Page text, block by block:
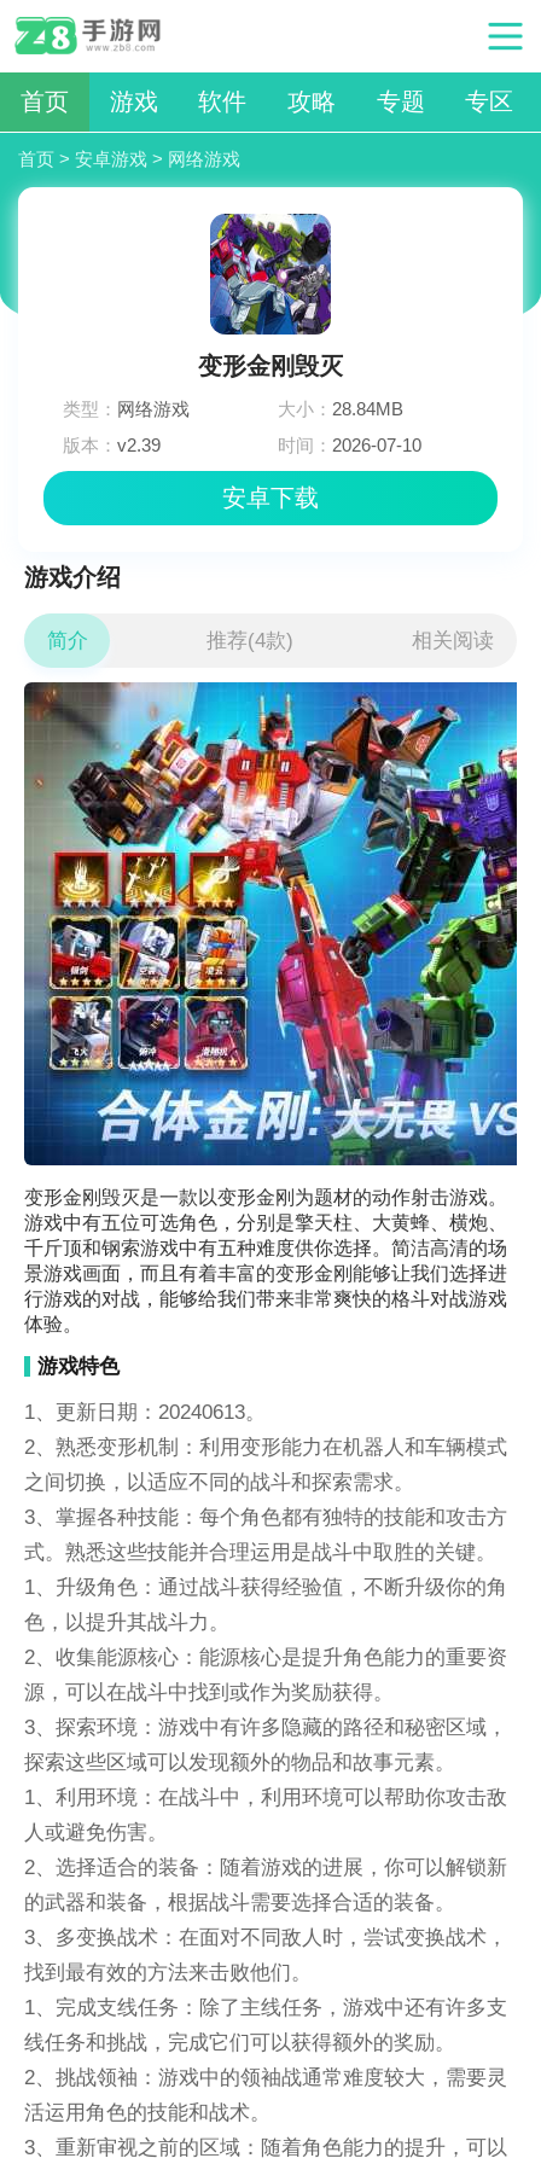
首页 游戏 软件 攻略 专题 专区
首页 > 安卓游戏 > 网络游戏
变形金刚毁灭
类型： 网络游戏 大小：28.84MB
版本：v2.39 时间： 2026-07-10
安卓下载
游戏介绍
简介 推荐(4款) 相关阅读
变形金刚毁灭是一款以变形金刚为题材的动作射击游戏。
游戏中有五位可选角色，分别是擎天柱、大黄蜂、横炮、
千斤顶和钢索游戏中有五种难度供你选择。简洁高清的场
景游戏画面，而且有着丰富的变形金刚能够让我们选择进
行游戏的对战，能够给我们带来非常爽快的格斗对战游戏
体验。
游戏特色
1、更新日期：20240613。
2、熟悉变形机制：利用变形能力在机器人和车辆模式
之间切换，以适应不同的战斗和探索需求。
3、掌握各种技能：每个角色都有独特的技能和攻击方
式。熟悉这些技能并合理运用是战斗中取胜的关键。
1、升级角色：通过战斗获得经验值，不断升级你的角
色，以提升其战斗力。
2、收集能源核心：能源核心是提升角色能力的重要资
源，可以在战斗中找到或作为奖励获得。
3、探索环境：游戏中有许多隐藏的路径和秘密区域，
探索这些区域可以发现额外的物品和故事元素。
1、利用环境：在战斗中，利用环境可以帮助你攻击敌
人或避免伤害。
2、选择适合的装备：随着游戏的进展，你可以解锁新
的武器和装备，根据战斗需要选择合适的装备。
3、多变换战术：在面对不同敌人时，尝试变换战术，
找到最有效的方法来击败他们。
1、完成支线任务：除了主线任务，游戏中还有许多支
线任务和挑战，完成它们可以获得额外的奖励。
2、挑战领袖：游戏中的领袖战通常难度较大，需要灵
活运用角色的技能和战术。
3、重新审视之前的区域：随着角色能力的提升，可以